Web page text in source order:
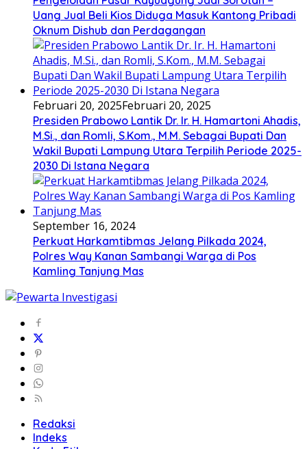
Uang Jual Beli Kios Diduga Masuk Kantong Pribadi
Oknum Dishub dan Perdagangan
Februari 20, 2025Februari 20, 2025
Presiden Prabowo Lantik Dr. Ir. H. Hamartoni Ahadis,
M.Si., dan Romli, S.Kom., M.M. Sebagai Bupati Dan
Wakil Bupati Lampung Utara Terpilih Periode 2025-
2030 Di Istana Negara
September 16, 2024
Perkuat Harkamtibmas Jelang Pilkada 2024,
Polres Way Kanan Sambangi Warga di Pos
Kamling Tanjung Mas
Redaksi
Indeks